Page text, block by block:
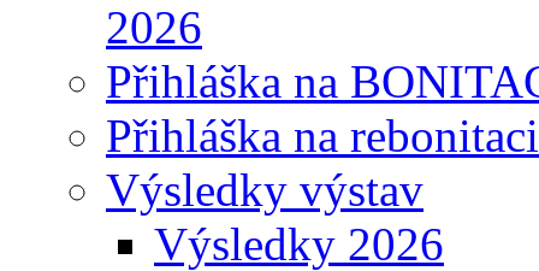
2026
Přihláška na
Přihláška na rebonitaci
Výsledky výstav
Výsledky 2026